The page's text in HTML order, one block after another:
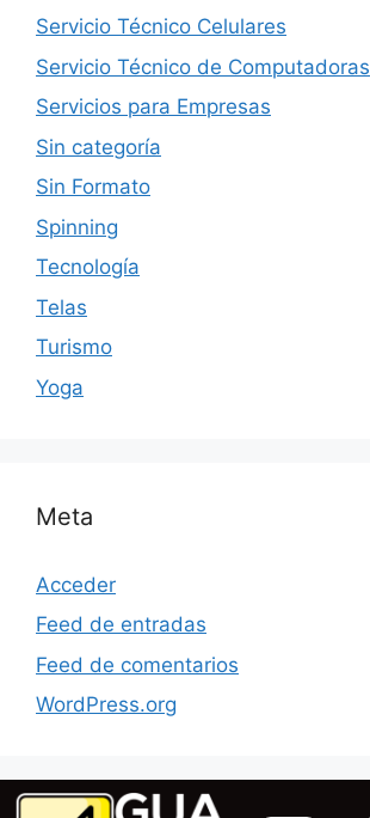
Servicio Técnico Celulares
Servicio Técnico de Computadoras
Servicios para Empresas
Sin categoría
Sin Formato
Spinning
Tecnología
Telas
Turismo
Yoga
Meta
Acceder
Feed de entradas
Feed de comentarios
WordPress.org